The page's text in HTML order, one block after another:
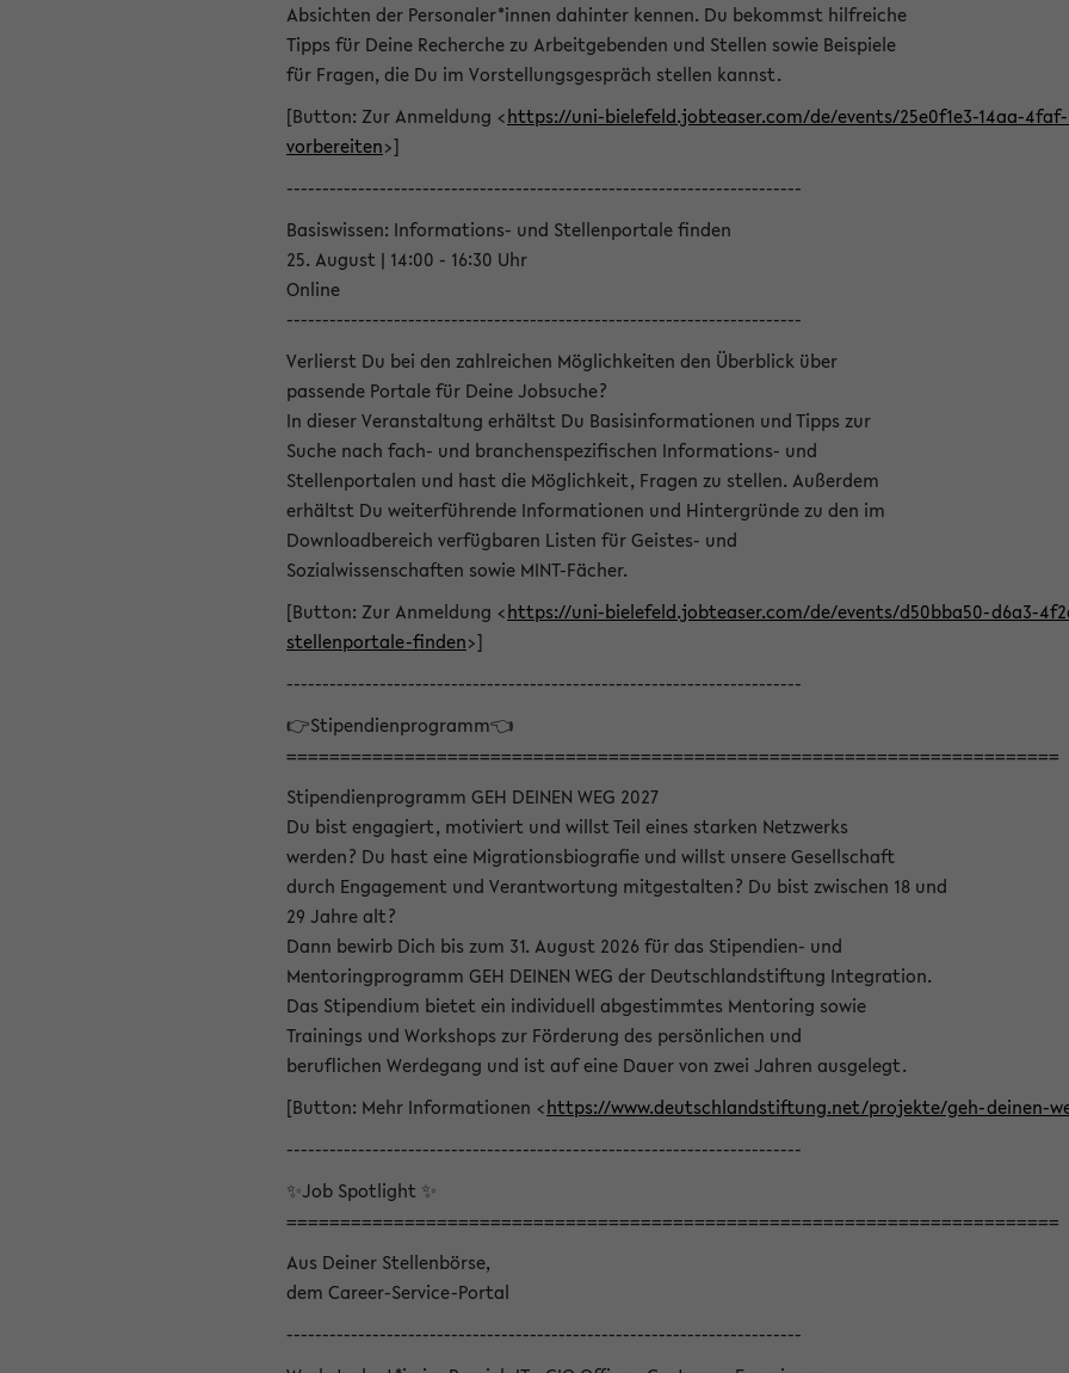
Absichten der Personaler*innen dahinter kennen. Du bekommst hilfreiche
Tipps für Deine Recherche zu Arbeitgebenden und Stellen sowie Beispiele
für Fragen, die Du im Vorstellungsgespräch stellen kannst.
[Button: Zur Anmeldung <https://uni-bielefeld.jobteaser.com/de/events/25e0f1e3-14aa-
vorbereiten>]
------------------------------------------------------------------------
Basiswissen: Informations- und Stellenportale finden
25. August | 14:00 - 16:30 Uhr
Online
------------------------------------------------------------------------
Verlierst Du bei den zahlreichen Möglichkeiten den Überblick über
passende Portale für Deine Jobsuche?
In dieser Veranstaltung erhältst Du Basisinformationen und Tipps zur
Suche nach fach- und branchenspezifischen Informations- und
Stellenportalen und hast die Möglichkeit, Fragen zu stellen. Außerdem
erhältst Du weiterführende Informationen und Hintergründe zu den im
Downloadbereich verfügbaren Listen für Geistes- und
Sozialwissenschaften sowie MINT-Fächer.
[Button: Zur Anmeldung <https://uni-bielefeld.jobteaser.com/de/events/d50bba50-d6a3-
stellenportale-finden>]
------------------------------------------------------------------------
👉Stipendienprogramm👈
========================================================================
Stipendienprogramm GEH DEINEN WEG 2027
Du bist engagiert, motiviert und willst Teil eines starken Netzwerks
werden? Du hast eine Migrationsbiografie und willst unsere Gesellschaft
durch Engagement und Verantwortung mitgestalten? Du bist zwischen 18 und
29 Jahre alt?
Dann bewirb Dich bis zum 31. August 2026 für das Stipendien- und
Mentoringprogramm GEH DEINEN WEG der Deutschlandstiftung Integration.
Das Stipendium bietet ein individuell abgestimmtes Mentoring sowie
Trainings und Workshops zur Förderung des persönlichen und
beruflichen Werdegang und ist auf eine Dauer von zwei Jahren ausgelegt.
[Button: Mehr Informationen <https://www.deutschlandstiftung.net/projekte/geh-deinen-
------------------------------------------------------------------------
✨Job Spotlight ✨
========================================================================
Aus Deiner Stellenbörse,
dem Career-Service-Portal
------------------------------------------------------------------------